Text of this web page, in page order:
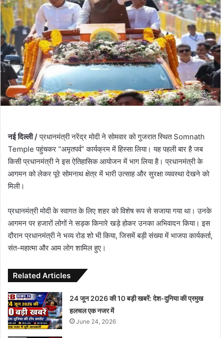
नई दिल्ली /प्रधानमंत्री नरेंद्र मोदी ने सोमवार को गुजरात स्थित Somnath
Temple पहुंचकर “अमृतपर्व” कार्यक्रम में हिस्सा लिया। यह पहली बार है जब
किसी प्रधानमंत्री ने इस ऐतिहासिक आयोजन में भाग लिया है। प्रधानमंत्री के
आगमन को लेकर पूरे सोमनाथ क्षेत्र में भारी उत्साह और सुरक्षा व्यवस्था देखने को
मिली।
प्रधानमंत्री मोदी के स्वागत के लिए शहर को विशेष रूप से सजाया गया था। उनके
आगमन पर हजारों लोगों ने सड़क किनारे खड़े होकर उनका अभिवादन किया। इस
दौरान प्रधानमंत्री ने भव्य रोड शो भी किया, जिसमें बड़ी संख्या में भाजपा कार्यकर्ता,
संत-महात्मा और आम लोग शामिल हुए।
Related Articles
24 जून 2026 की 10 बड़ी खबरें: देश-दुनिया की प्रमुख
हलचल एक नजर में
June 24, 2026